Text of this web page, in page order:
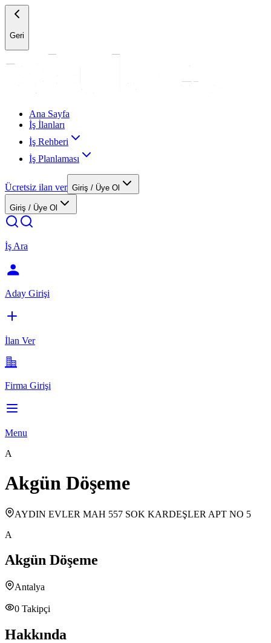
Geri
Ana Sayfa
İş İlanları
İş Rehberi
İş Planlaması
Ücretsiz ilan ver Giriş / Üye Ol
Giriş / Üye Ol
İş Ara
Aday Girişi
İlan Ver
Firma Girişi
Menu
A
Akgün Döşeme
AYDIN EVLER MAH 557 SOK KARDEŞLER APT NO 5
A
Akgün Döşeme
Antalya
0 Takipçi
Hakkında